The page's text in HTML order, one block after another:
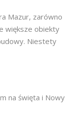
Mazur, zarówno
większe obiekty
Niestety
na święta i Nowy